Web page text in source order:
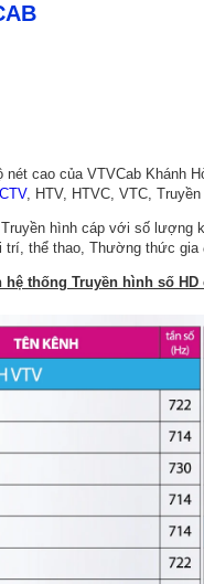
nét cao của VTVCab Khánh
, HTV, HTVC, VTC,
hình cáp với số lượng
trí, thể thao, Thường thức
thống Truyền hình số